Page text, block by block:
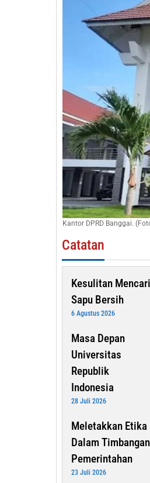
Kantor DPRD Banggai.
Catatan
Kesulitan Mencari
Sapu Bersih
6 Agustus 2026
Masa Depan
Universitas
Republik
Indonesia
28 Juli 2026
Meletakkan Etika
Dalam Timbangan
Pemerintahan
23 Juli 2026